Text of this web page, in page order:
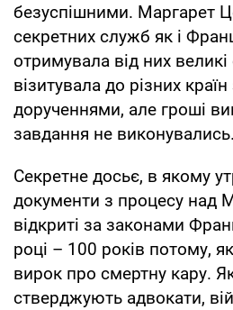
безуспішними. Маргарет
секретних служб як і
отримувала від них
візитувала до різних
дорученнями, але гроші
завдання не виконувались.
Секретне досьє, в якому
документи з процесу над
відкриті за законами
році – 100 років потому,
вирок про смертну кару.
стверджують адвокати,